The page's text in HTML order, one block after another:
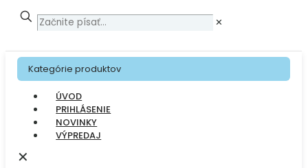
✕
Kategórie produktov
ÚVOD
PRIHLÁSENIE
NOVINKY
VÝPREDAJ
✕